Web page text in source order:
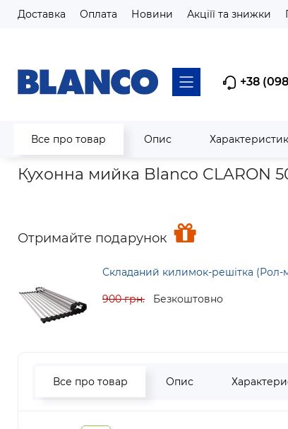
Доставка Оплата Новини Акціїї та знижки
+38
Все про товар Опис
Головна Мийки кухонні Мийки з нержавіючої сталі
Кухонна мийка Blanco CLARON
Отримайте подарунок
Складаний килимок-решітка (Рол-
900 грн. Безкоштовно
Все про товар Опис